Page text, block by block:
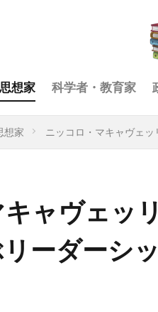
想家 科学者・教育家
想家 ニッコロ・マキャヴェ
ャヴェッ
ーダーシ